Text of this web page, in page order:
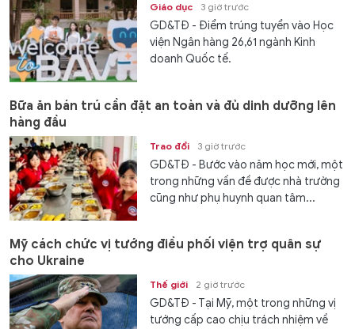
Giáo dục 3 giờ trước
GD&TĐ - Điểm trúng tuyển vào Học
viện Ngân hàng 26,61 ngành Kinh
doanh Quốc tế.
Bữa ăn bán trú cần đặt an toàn và đủ dinh dưỡng lên
hàng đầu
Trao đổi 3 giờ trước
GD&TĐ - Bước vào năm học mới, một
trong những vấn đề được nhà trường
cũng như phụ huynh quan tâm...
Mỹ cách chức vị tướng điều phối viện trợ quân sự
cho Ukraine
Thế giới 2 giờ trước
GD&TĐ - Tại Mỹ, một trong những vị
tướng cấp cao chịu trách nhiệm về